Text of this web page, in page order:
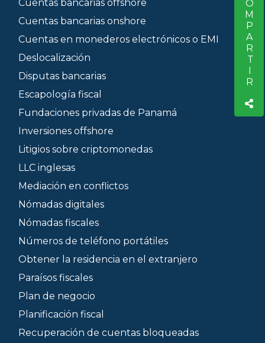
COMPARTIR
Cuentas bancarias offshore
Cuentas bancarias onshore
Cuentas en monederos electrónicos o EMI
Deslocalización
Disputas bancarias
Escapología fiscal
Fundaciones privadas de Panamá
Inversiones offshore
Litigios sobre criptomonedas
LLC inglesas
Mediación en conflictos
Nómadas digitales
Nómadas fiscales
Números de teléfono portátiles
Obtener la residencia en el extranjero
Paraísos fiscales
Plan de negocio
Planificación fiscal
Recuperación de cuentas bloqueadas